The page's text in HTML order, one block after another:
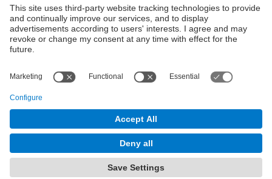
Except where otherwise noted, content on this work is
licensed under a Creative Commons license:Attribution-
NonCommercial-NoDerivs 3.0 Spain
© UPC Universitat Politècnica de Catalunya ·
BarcelonaTech